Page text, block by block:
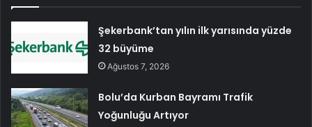
Şekerbank’tan yılın ilk yarısında yüzde
32 büyüme
Ağustos 7, 2026
Bolu’da Kurban Bayramı Trafik
Yoğunluğu Artıyor